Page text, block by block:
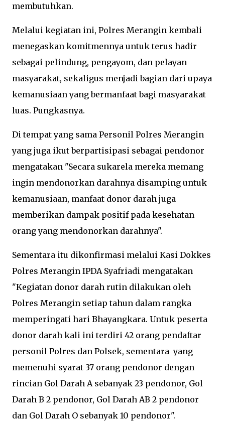
membutuhkan.
Melalui kegiatan ini, Polres Merangin kembali
menegaskan komitmennya untuk terus hadir
sebagai pelindung, pengayom, dan pelayan
masyarakat, sekaligus menjadi bagian dari upaya
kemanusiaan yang bermanfaat bagi masyarakat
luas. Pungkasnya.
Di tempat yang sama Personil Polres Merangin
yang juga ikut berpartisipasi sebagai pendonor
mengatakan "Secara sukarela mereka memang
ingin mendonorkan darahnya disamping untuk
kemanusiaan, manfaat donor darah juga
memberikan dampak positif pada kesehatan
orang yang mendonorkan darahnya".
Sementara itu dikonfirmasi melalui Kasi Dokkes
Polres Merangin IPDA Syafriadi mengatakan
"Kegiatan donor darah rutin dilakukan oleh
Polres Merangin setiap tahun dalam rangka
memperingati hari Bhayangkara. Untuk peserta
donor darah kali ini terdiri 42 orang pendaftar
personil Polres dan Polsek, sementara yang
memenuhi syarat 37 orang pendonor dengan
rincian Gol Darah A sebanyak 23 pendonor, Gol
Darah B 2 pendonor, Gol Darah AB 2 pendonor
dan Gol Darah O sebanyak 10 pendonor".